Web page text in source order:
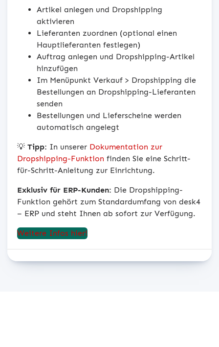
Artikel anlegen und Dropshipping
aktivieren
Lieferanten zuordnen (optional einen
Hauptlieferanten festlegen)
Auftrag anlegen und Dropshipping-Artikel
hinzufügen
Im Menüpunkt Verkauf > Dropshipping die
Bestellungen an Dropshipping-Lieferanten
senden
Bestellungen und Lieferscheine werden
automatisch angelegt
💡 Tipp: In unserer Dokumentation zur
Dropshipping-Funktion finden Sie eine Schritt-
für-Schritt-Anleitung zur Einrichtung.
Exklusiv für ERP-Kunden: Die Dropshipping-
Funktion gehört zum Standardumfang von desk4
– ERP und steht Ihnen ab sofort zur Verfügung.
Weitere Infos hier!